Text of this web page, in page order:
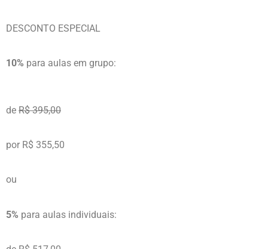
DESCONTO ESPECIAL
10% para aulas em grupo:
de R$ 395,00
por R$ 355,50
ou
5% para aulas individuais: